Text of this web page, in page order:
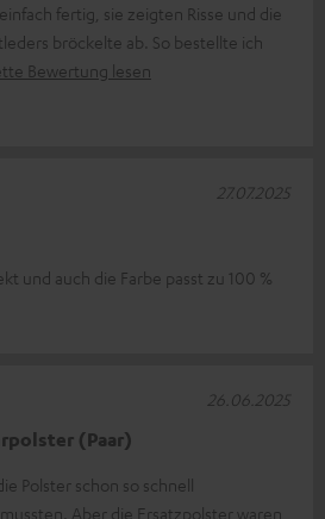
fertig, sie zeigten Risse und die
bröckelte ab. So bestellte ich
Bewertung lesen
und auch die Farbe passt zu 100 %
27.07.2025
(Paar)
Polster schon so schnell
Aber die Ersatzpolster waren
26.06.2025